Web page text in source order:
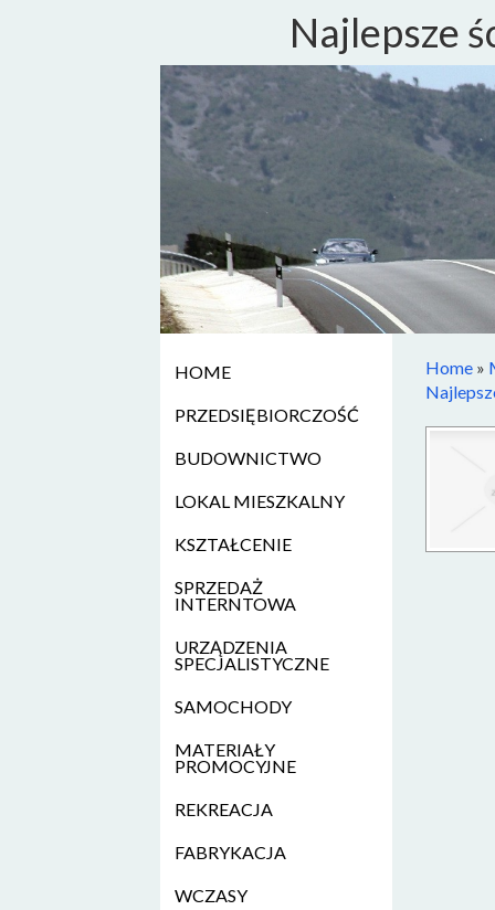
Najlepsze
HOME
PRZEDSIĘBIORCZOŚĆ
BUDOWNICTWO
LOKAL MIESZKALNY
KSZTAŁCENIE
SPRZEDAŻ
INTERNTOWA
URZĄDZENIA
SPECJALISTYCZNE
SAMOCHODY
MATERIAŁY
PROMOCYJNE
REKREACJA
FABRYKACJA
WCZASY
Home »